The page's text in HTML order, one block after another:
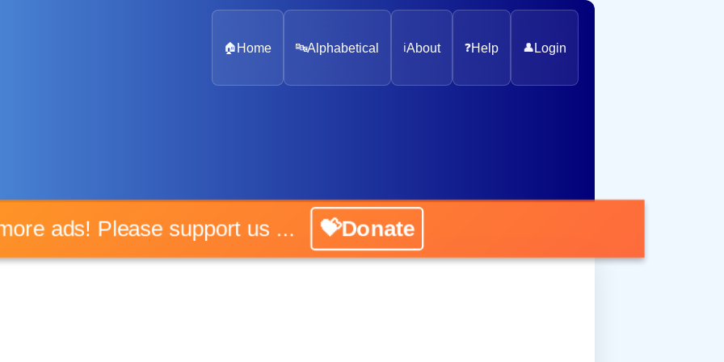
🏠 Home 🔤Alphabetical ℹ️About ❓Help 👤 Login
ads! Please support us ... 💝Donate